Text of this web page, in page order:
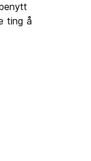
ting å